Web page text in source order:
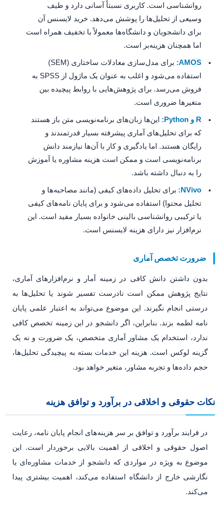
روانشناسی است. کاربری نسبتاً آسانی دارد و طیف
وسیعی از تحلیل‌ها را پوشش می‌دهد. خرید لایسنس آن
برای دانشجویان و دانشگاه‌ها معمولاً با تخفیف همراه است
اما همچنان هزینه‌بر است.
AMOS:
برای مدل‌سازی معادلات ساختاری (SEM)
استفاده می‌شود و اغلب به عنوان یک ماژول از SPSS به
فروش می‌رسد. برای پژوهش‌هایی با روابط پیچیده بین
متغیرها ضروری است.
R و Python:
این‌ها زبان‌های برنامه‌نویسی متن باز هستند
که برای تحلیل‌های آماری پیشرفته بسیار قدرتمندند و
رایگان هستند. اما یادگیری و کار با آن‌ها نیازمند دانش
برنامه‌نویسی است و ممکن است هزینه مشاوره یا آموزش
را به دنبال داشته باشد.
NVivo:
برای تحلیل داده‌های کیفی (مانند مصاحبه‌ها و
تحلیل محتوا) استفاده می‌شود و برای پایان نامه‌های کیفی
یا ترکیبی روانشناسی بالینی خانواده بسیار مفید است. این
نرم‌افزار نیز دارای هزینه لایسنس است.
ضرورت تخصص آماری
بدون داشتن دانش کافی در زمینه آمار و نرم‌افزارهای آماری،
نتایج پژوهش ممکن است نادرست تفسیر شوند یا تحلیل‌ها به
درستی انجام نگیرند. این موضوع می‌تواند به اعتبار علمی پایان
نامه لطمه بزند. بنابراین، اگر دانشجو در این زمینه تخصص کافی
ندارد، استخدام یک مشاور آماری متخصص، یک ضرورت و نه یک
گزینه لوکس است. هزینه این خدمات بسته به پیچیدگی تحلیل‌ها،
حجم داده‌ها و تجربه مشاور، متغیر خواهد بود.
نکات حقوقی و اخلاقی در برآورد و توافق هزینه
در فرایند برآورد و توافق بر سر هزینه‌های انجام پایان نامه، رعایت
اصول حقوقی و اخلاقی از اهمیت بالایی برخوردار است. این
موضوع به ویژه در مواردی که دانشجو از خدمات مشاوره‌ای یا
نگارشی خارج از دانشگاه استفاده می‌کند، اهمیت بیشتری پیدا
می‌کند.